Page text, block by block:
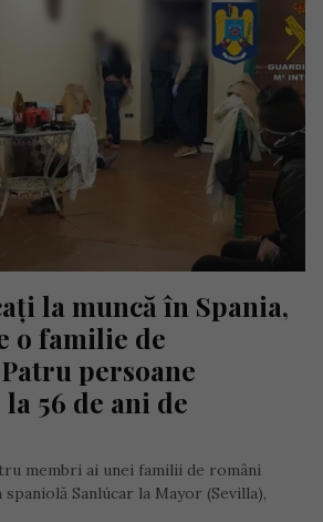
la muncă în Spania,
o familie de
persoane
56 de ani de
membri ai unei familii de români
Sanlúcar la Mayor (Sevilla),